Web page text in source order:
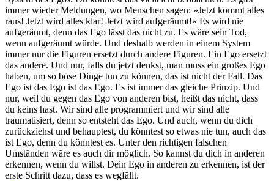
immer wieder Meldungen, wo Menschen sagen: »Jetzt kommt alles
raus! Jetzt wird alles klar! Jetzt wird aufgeräumt!« Es wird nie
aufgeräumt, denn das Ego lässt das nicht zu. Es wäre sein Tod,
wenn aufgeräumt würde. Und deshalb werden in einem System
immer nur die Figuren ersetzt durch andere Figuren. Ein Ego ersetzt
das andere. Und nur, falls du jetzt denkst, man muss ein großes Ego
haben, um so böse Dinge tun zu können, das ist nicht der Fall. Das
Ego ist das Ego ist das Ego. Es ist immer das gleiche Prinzip. Und
nur, weil du gegen das Ego von anderen bist, heißt das nicht, dass
du keins hast. Wir sind alle programmiert und wir sind alle
traumatisiert, denn so entsteht das Ego. Und auch, wenn du dich
zurückziehst und behauptest, du könntest so etwas nie tun, auch das
ist Ego, denn du könntest es. Unter den richtigen falschen
Umständen wäre es auch dir möglich. So kannst du dich in anderen
erkennen, wenn du willst. Dein Ego in anderen zu erkennen, ist der
erste Schritt dazu, dass es wegfällt.